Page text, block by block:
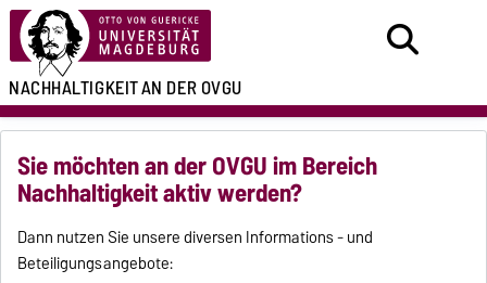
NACHHALTIGKEITAN DER OVGU
Sie möchten an der OVGU im Bereich
Nachhaltigkeit aktiv werden?
Dann nutzen Sie unsere diversen Informations - und
Beteiligungsangebote: